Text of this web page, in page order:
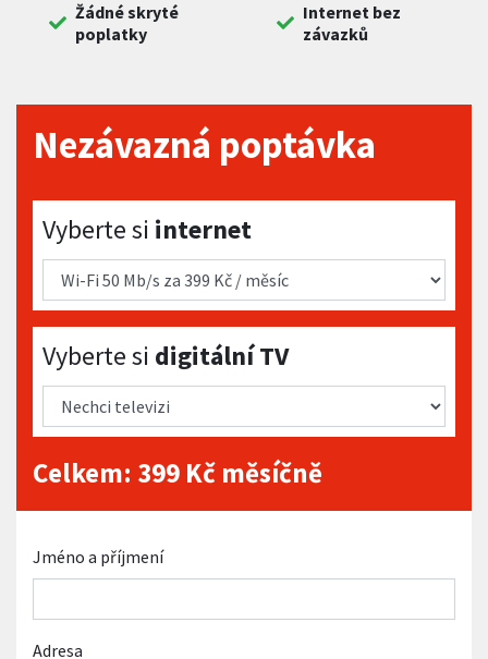
Žádné skryté
poplatky
Internet bez
závazků
Nezávazná poptávka
Vyberte si internet
Vyberte si internet
Vyberte si digitální TV
Vyberte si digitální TV
Celkem: 399 Kč měsíčně
Jméno a příjmení
Adresa